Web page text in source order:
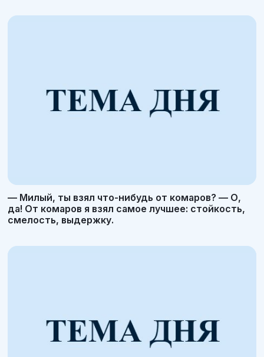
— Милый, ты взял что-нибудь от комаров? — О,
да! От комаров я взял самое лучшее: стойкость,
смелость, выдержку.